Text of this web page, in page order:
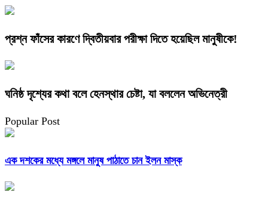
প্রশ্ন ফাঁসের কারণে দ্বিতীয়বার পরীক্ষা দিতে হয়েছিল মানুষীকে!
ঘনিষ্ঠ দৃশ্যের কথা বলে হেনস্থার চেষ্টা, যা বললেন অভিনেত্রী
Popular Post
এক দশকের মধ্যে মঙ্গলে মানুষ পাঠাতে চান ইলন মাস্ক